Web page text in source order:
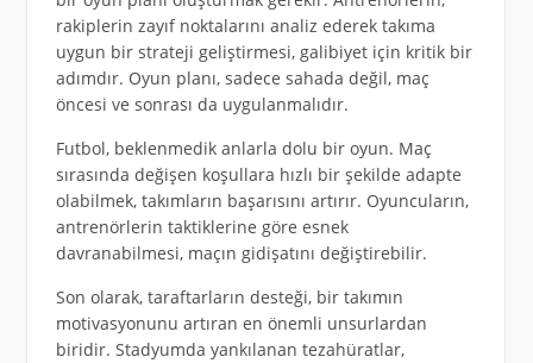
rakiplerin zayıf noktalarını analiz ederek takıma
uygun bir strateji geliştirmesi, galibiyet için kritik bir
adımdır. Oyun planı, sadece sahada değil, maç
öncesi ve sonrası da uygulanmalıdır.
Futbol, beklenmedik anlarla dolu bir oyun. Maç
sırasında değişen koşullara hızlı bir şekilde adapte
olabilmek, takımların başarısını artırır. Oyuncuların,
antrenörlerin taktiklerine göre esnek
davranabilmesi, maçın gidişatını değiştirebilir.
Son olarak, taraftarların desteği, bir takımın
motivasyonunu artıran en önemli unsurlardan
biridir. Stadyumda yankılanan tezahüratlar,